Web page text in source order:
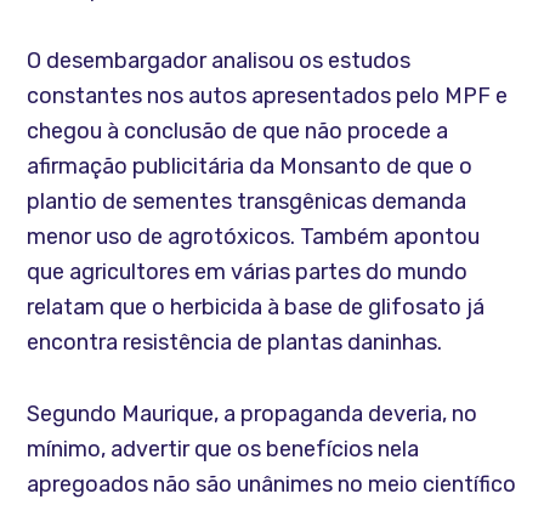
O desembargador analisou os estudos
constantes nos autos apresentados pelo MPF e
chegou à conclusão de que não procede a
afirmação publicitária da Monsanto de que o
plantio de sementes transgênicas demanda
menor uso de agrotóxicos. Também apontou
que agricultores em várias partes do mundo
relatam que o herbicida à base de glifosato já
encontra resistência de plantas daninhas.
Segundo Maurique, a propaganda deveria, no
mínimo, advertir que os benefícios nela
apregoados não são unânimes no meio científico